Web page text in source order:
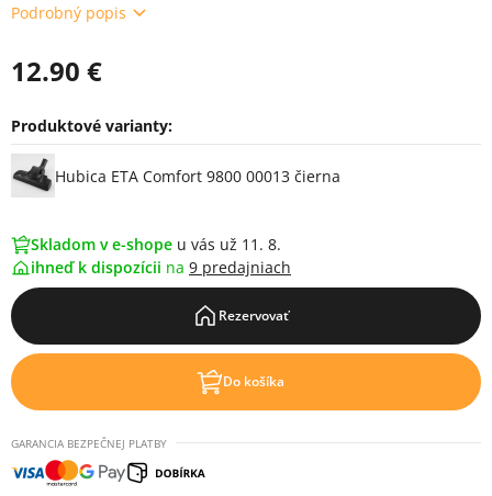
Podrobný popis
12.90 €
Produktové varianty:
Varianty
Hubica ETA Comfort 9800 00013 čierna
Skladom v e-shope u vás už 11. 8.
ihneď k dispozícii na 9 predajniach
Rezervovať
Do košíka
GARANCIA BEZPEČNEJ PLATBY